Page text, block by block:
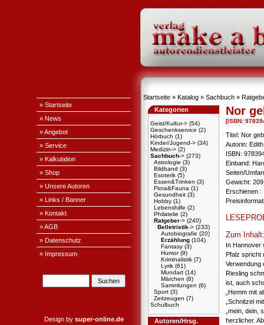
» Startseite
» News
» Angebot
» Service
» Kalkulation
» Shop
» Unsere Autoren
» Links / Banner
» Kontakt
» AGB
» Datenschutz
» Impressum
Design by super-online.de
Startseite » Katalog » Sachbuch »
Kategorien
Geist/Kultur-> (54)
Geschenkservice (2)
Hörbuch (1)
Kinder/Jugend-> (34)
Medizin-> (2)
Sachbuch-> (273)
Astrologie (3)
Bildband (3)
Esoterik (5)
Essen&Trinken (3)
Flora&Fauna (1)
Gesundheit (3)
Hobby (1)
Lebenshilfe (2)
Philatelie (2)
Ratgeber-> (240)
Belletristik-> (233)
Autobiografie (20)
Erzählung (104)
Fantasy (3)
Humor(9)
Kriminalistik (7)
Lyrik (61)
Mundart (14)
Märchen (8)
Sammlungen (6)
Sport (3)
Zeitzeugen (7)
Schulbuch
Autoren/Hrsg.
Nor
[ISBN:
Titel: Nor
Autorin:
ISBN:
Einband:
Seiten/
Gewicht:
Erschienen :
Zum Inhalt:
In
Pfalz spricht
Verwendung
Riesling
ist, auch
„Hemm mit
„Schnitzel
„mein, dein,
herzlicher.